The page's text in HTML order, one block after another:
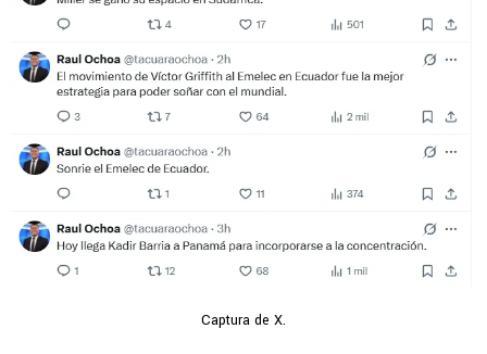
Captura de X.